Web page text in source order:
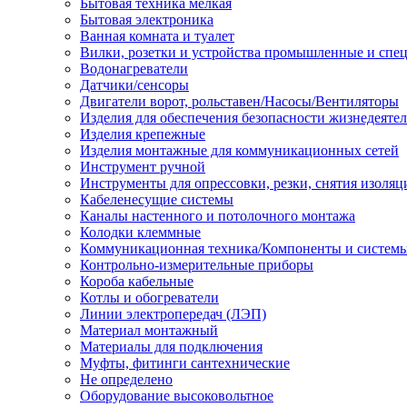
Бытовая техника мелкая
Бытовая электроника
Ванная комната и туалет
Вилки, розетки и устройства промышленные и
Водонагреватели
Датчики/сенсоры
Двигатели ворот, рольставен/Насосы/Вентиляторы
Изделия для обеспечения безопасности
Изделия крепежные
Изделия монтажные для коммуникационных сетей
Инструмент ручной
Инструменты для опрессовки, резки, снятия
Кабеленесущие системы
Каналы настенного и потолочного монтажа
Колодки клеммные
Коммуникационная техника/Компоненты и
Контрольно-измерительные приборы
Короба кабельные
Котлы и обогреватели
Линии электропередач (ЛЭП)
Материал монтажный
Материалы для подключения
Муфты, фитинги сантехнические
Не определено
Оборудование высоковольтное